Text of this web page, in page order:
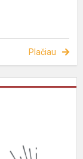
Plačiau